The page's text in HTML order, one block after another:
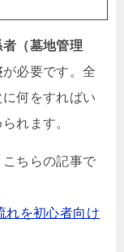
（墓地管理
が必要です。全
何をすればい
れます。
ちらの記事で
れを初心者向け